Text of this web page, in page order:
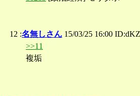
12 :名無しさん 15/03/25 16:00
>>11
複垢